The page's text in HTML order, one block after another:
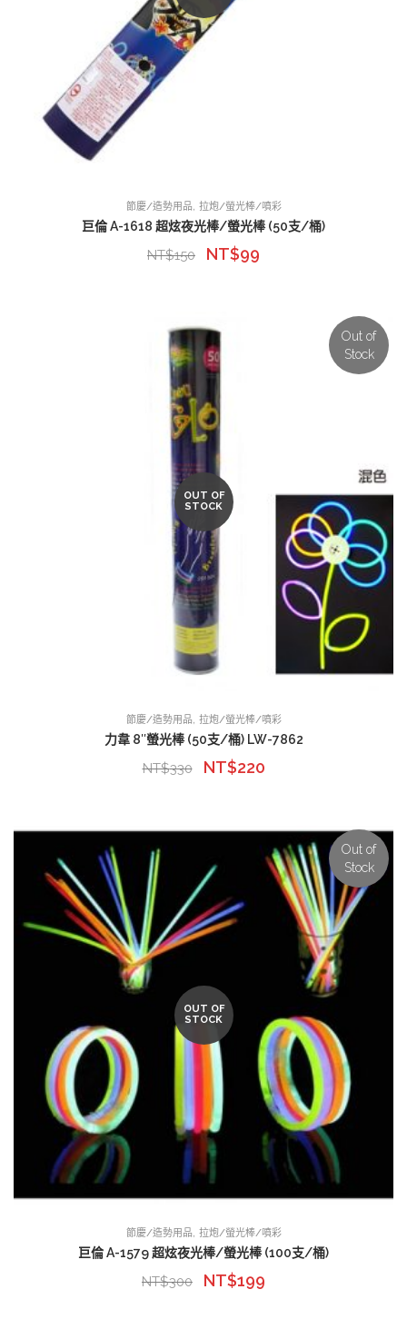
節慶/造勢用品 拉炮/螢光棒/噴彩
巨倫 A-1618 超炫夜光棒/螢光棒 (50支/桶)
NT$150 NT$99
Out of
Stock
OUT OF
STOCK
節慶/造勢用品 拉炮/螢光棒/噴彩
力韋 8″螢光棒 (50支/桶) LW-7862
NT$330 NT$220
Out of
Stock
OUT OF
STOCK
節慶/造勢用品 拉炮/螢光棒/噴彩
巨倫 A-1579 超炫夜光棒/螢光棒 (100支/桶)
NT$300 NT$199